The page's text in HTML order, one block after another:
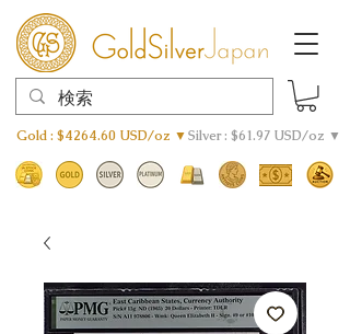
Gold : $4264.60 USD/oz ▼Silver : $61.97 USD/oz ▼